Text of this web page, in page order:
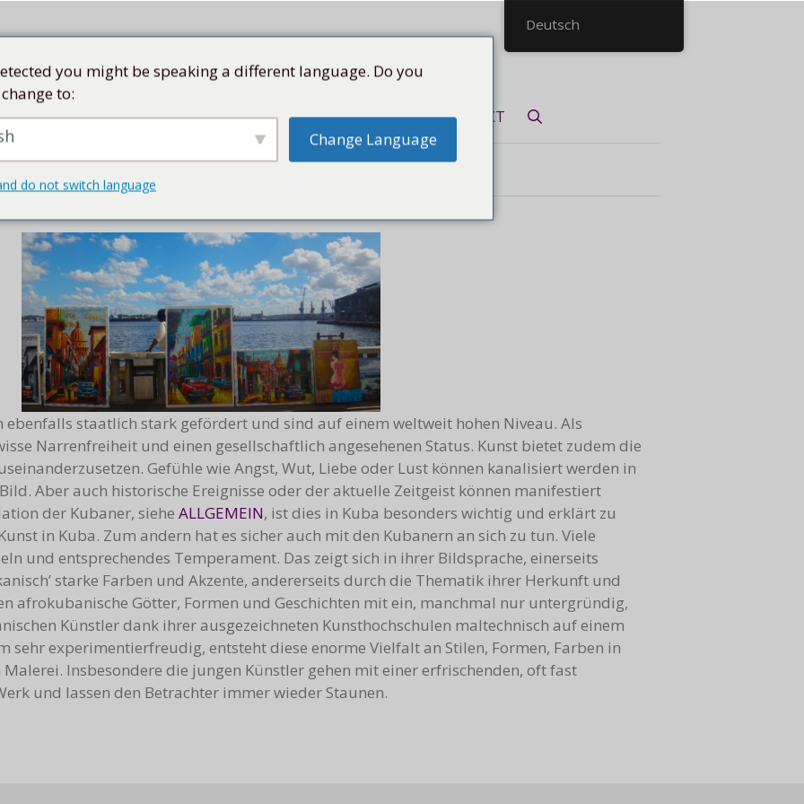
SAMMLUNG KÜNSTLER KUBA SHOP KONTAKT
KUNST IN KUBA
ebenfalls staatlich stark gefördert und sind auf einem weltweit hohen Niveau. Als
Narrenfreiheit und einen gesellschaftlich angesehenen Status. Kunst bietet zudem die
Gefühle wie Angst, Wut, Liebe oder Lust können kanalisiert werden in
Aber auch historische Ereignisse oder der aktuelle Zeitgeist können manifestiert
der Kubaner, siehe ALLGEMEIN, ist dies in Kuba besonders wichtig und erklärt zu
in Kuba. Zum andern hat es sicher auch mit den Kubanern an sich zu tun. Viele
und entsprechendes Temperament. Das zeigt sich in ihrer Bildsprache, einerseits
starke Farben und Akzente, andererseits durch die Thematik ihrer Herkunft und
afrokubanische Götter, Formen und Geschichten mit ein, manchmal nur untergründig,
Künstler dank ihrer ausgezeichneten Kunsthochschulen maltechnisch auf einem
sehr experimentierfreudig, entsteht diese enorme Vielfalt an Stilen, Formen, Farben in
Insbesondere die jungen Künstler gehen mit einer erfrischenden, oft fast
und lassen den Betrachter immer wieder Staunen.
Deutsch
you might be speaking a different language. Do you
to:
Change Language
do not switch language